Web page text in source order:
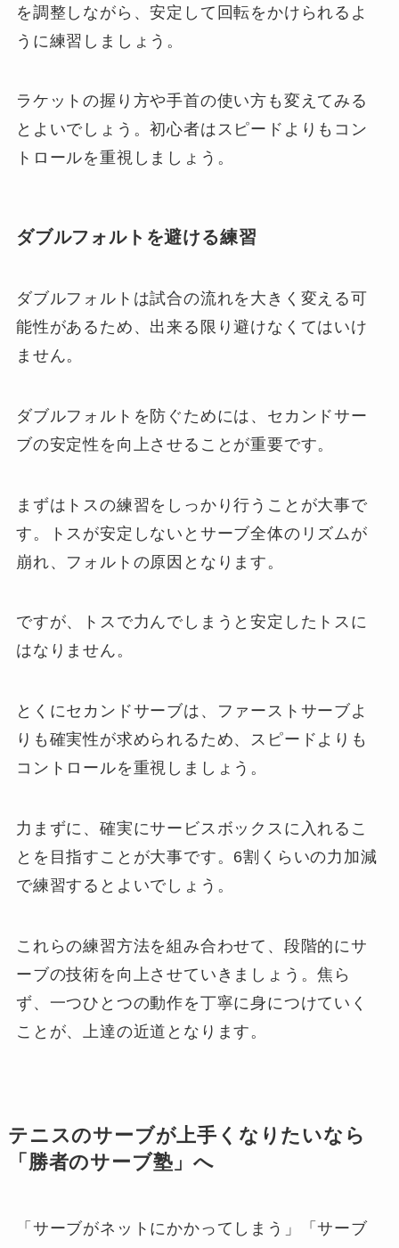
を調整しながら、安定して回転をかけられるよ
うに練習しましょう。
ラケットの握り方や手首の使い方も変えてみる
とよいでしょう。初心者はスピードよりもコン
トロールを重視しましょう。
ダブルフォルトを避ける練習
ダブルフォルトは試合の流れを大きく変える可
能性があるため、出来る限り避けなくてはいけ
ません。
ダブルフォルトを防ぐためには、セカンドサー
ブの安定性を向上させることが重要です。
まずはトスの練習をしっかり行うことが大事で
す。トスが安定しないとサーブ全体のリズムが
崩れ、フォルトの原因となります。
ですが、トスで力んでしまうと安定したトスに
はなりません。
とくにセカンドサーブは、ファーストサーブよ
りも確実性が求められるため、スピードよりも
コントロールを重視しましょう。
力まずに、確実にサービスボックスに入れるこ
とを目指すことが大事です。6割くらいの力加減
で練習するとよいでしょう。
これらの練習方法を組み合わせて、段階的にサ
ーブの技術を向上させていきましょう。焦ら
ず、一つひとつの動作を丁寧に身につけていく
ことが、上達の近道となります。
テニスのサーブが上手くなりたいなら
「勝者のサーブ塾」へ
「サーブがネットにかかってしまう」「サーブ